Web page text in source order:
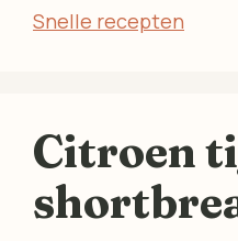
Snelle recepten
Citroen